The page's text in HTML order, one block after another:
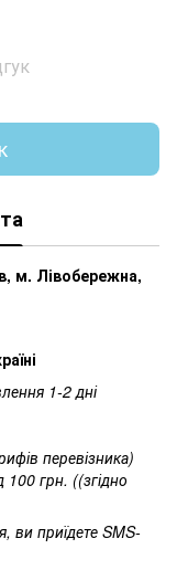
м. Лівобережна,
1-2 дні
перевізника)
грн. ((згідно
ви приїдете SMS-